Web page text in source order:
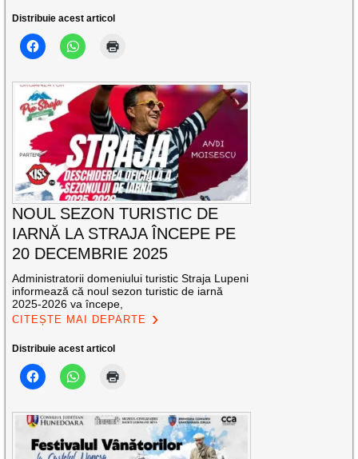
Distribuie acest articol
NOUL SEZON TURISTIC DE
IARNĂ LA STRAJA ÎNCEPE PE
20 DECEMBRIE 2025
Administratorii domeniului turistic Straja Lupeni
informează că noul sezon turistic de iarnă
2025-2026 va începe,
CITEȘTE MAI DEPARTE
Distribuie acest articol